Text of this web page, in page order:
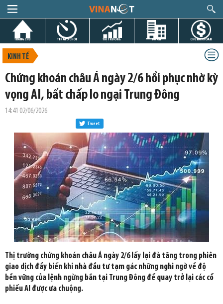
TRANG CHỦ TIN GIỜ CHÓT THỊ TRƯỜNG DỰ ÁN CHỨNG KHOÁN
KINH TẾ
Chứng khoán châu Á ngày 2/6 hồi phục nhờ kỳ
vọng AI, bất chấp lo ngại Trung Đông
14:41 02/06/2026
Tweet
Thị trường chứng khoán châu Á ngày 2/6 lấy lại đà tăng trong phiên
giao dịch đầy biến khi nhà đầu tư tạm gác những nghi ngờ về độ
bền vững của lệnh ngừng bắn tại Trung Đông để quay trở lại các cổ
phiếu AI được ưa chuộng.